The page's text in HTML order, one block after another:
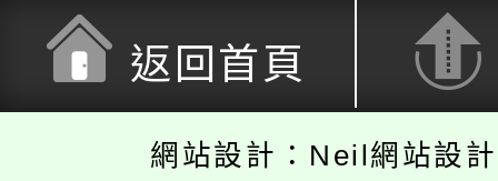
返回首頁
網站設計：Neil網站設